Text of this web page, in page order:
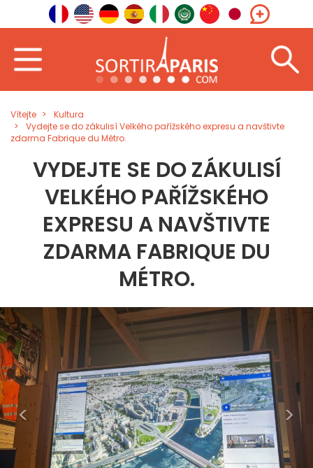
Vítejte
Kultura
Vydejte se do zákulisí Velkého pařížského expresu a navštivte
zdarma Fabrique du Métro.
VYDEJTE SE DO ZÁKULISÍ
VELKÉHO PAŘÍŽSKÉHO
EXPRESU A NAVŠTIVTE
ZDARMA FABRIQUE DU
MÉTRO.
< >